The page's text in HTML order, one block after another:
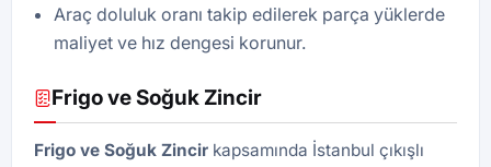
Araç doluluk oranı takip edilerek parça yüklerde
maliyet ve hız dengesi korunur.
Frigo ve Soğuk Zincir
Frigo ve Soğuk Zincir kapsamında İstanbul çıkışlı